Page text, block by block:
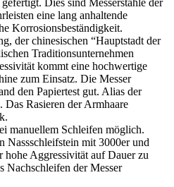
eine lang anhaltende
Korrosionsbeständigkeit.
der chinesischen “Hauptstadt der
Traditionsunternehmen
kommt eine hochwertige
zum Einsatz. Die Messer
den Papiertest gut. Alias der
Das Rasieren der Armhaare
manuellem Schleifen möglich.
Nassschleifstein mit 3000er und
Aggressivität auf Dauer zu
Nachschleifen der Messer